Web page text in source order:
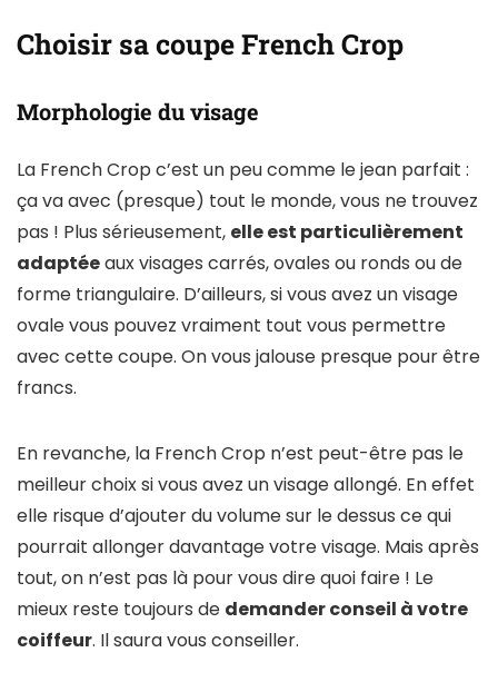
Choisir sa coupe French Crop
Morphologie du visage
La French Crop c’est un peu comme le jean parfait :
ça va avec (presque) tout le monde, vous ne trouvez
pas ! Plus sérieusement, elle est particulièrement
adaptéeaux visages carrés, ovales ou ronds ou de
forme triangulaire. D’ailleurs, si vous avez un visage
ovale vous pouvez vraiment tout vous permettre
avec cette coupe. On vous jalouse presque pour être
francs.
En revanche, la French Crop n’est peut-être pas le
meilleur choix si vous avez un visage allongé. En effet
elle risque d’ajouter du volume sur le dessus ce qui
pourrait allonger davantage votre visage. Mais après
tout, on n’est pas là pour vous dire quoi faire ! Le
mieux reste toujours de demander conseil à votre
coiffeur. Il saura vous conseiller.